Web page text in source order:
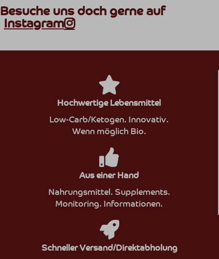
Besuche uns doch gerne auf
Instagram
Hochwertige Lebensmittel
Low-Carb/Ketogen. Innovativ.
Wenn möglich Bio.
Aus einer Hand
Nahrungsmittel. Supplements.
Monitoring. Informationen.
Schneller Versand/Direktabholung